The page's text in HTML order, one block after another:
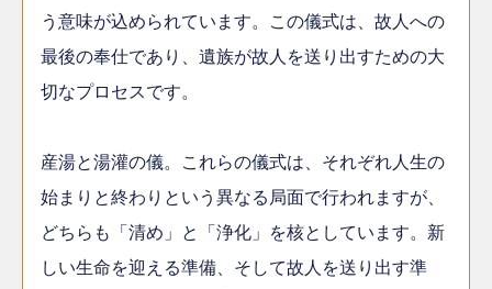
う意味が込められています。この儀式は、故人への
最後の奉仕であり、遺族が故人を送り出すための大
切なプロセスです。
産湯と湯灌の儀。これらの儀式は、それぞれ人生の
始まりと終わりという異なる局面で行われますが、
どちらも「清め」と「浄化」を核としています。新
しい生命を迎える準備、そして故人を送り出す準